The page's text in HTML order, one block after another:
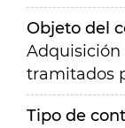
Objeto del
tramitados
Tipo de